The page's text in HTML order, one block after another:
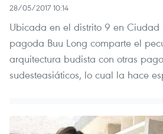
28/05/2017 10:14
Ubicada en el distrito 9 en
pagoda Buu Long comparte el
arquitectura budista con otras
sudesteasiáticos, lo cual la hace